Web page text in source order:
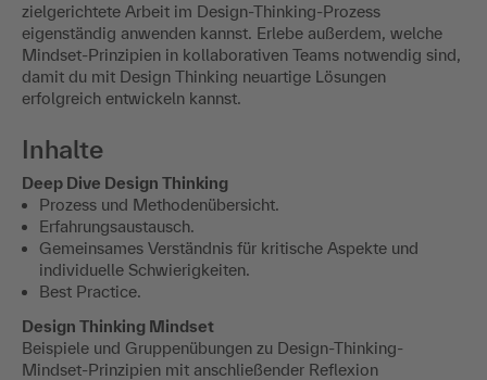
zielgerichtete Arbeit im Design-Thinking-Prozess
eigenständig anwenden kannst. Erlebe außerdem, welche
Mindset-Prinzipien in kollaborativen Teams notwendig sind,
damit du mit Design Thinking neuartige Lösungen
erfolgreich entwickeln kannst.
Inhalte
Deep Dive Design Thinking
Prozess und Methodenübersicht.
Erfahrungsaustausch.
Gemeinsames Verständnis für kritische Aspekte und
individuelle Schwierigkeiten.
Best Practice.
Design Thinking Mindset
Beispiele und Gruppenübungen zu Design-Thinking-
Mindset-Prinzipien mit anschließender Reflexion